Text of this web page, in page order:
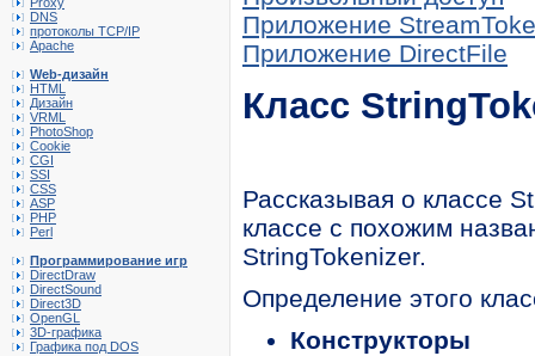
DNS
протоколы TCP/IP
Apache
Web-дизайн
HTML
Дизайн
VRML
PhotoShop
Cookie
CGI
SSI
CSS
ASP
PHP
Perl
Программирование игр
DirectDraw
DirectSound
Direct3D
OpenGL
3D-графика
Графика под DOS
Приложение
Приложение DirectFile
Класс
Рассказывая о классе
классе с похожим
StringTokenizer.
Определение этого
Конструкторы